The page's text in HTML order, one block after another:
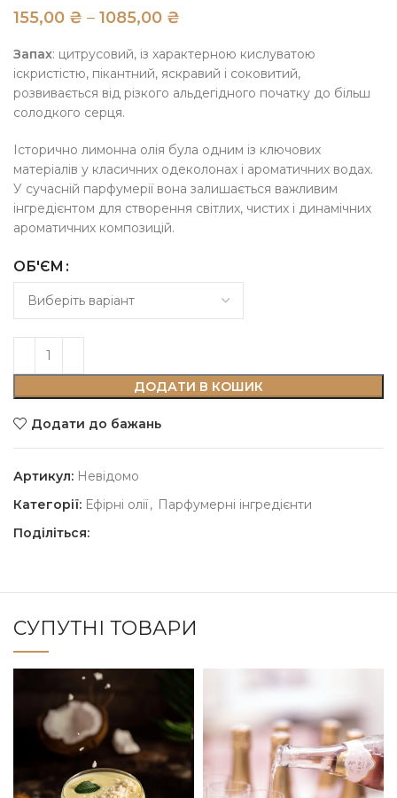
₴ ₴
Запах: цитрусовий, із характерною кислуватою
іскристістю, пікантний, яскравий і соковитий,
розвивається від різкого альдегідного початку до більш
солодкого серця.
Історично лимонна олія була одним із ключових
матеріалів у класичних одеколонах і ароматичних водах.
У сучасній парфумерії вона залишається важливим
інгредієнтом для створення світлих, чистих і динамічних
ароматичних композицій.
ОБ'ЄМ
ДОДАТИ В КОШИК
Додати до бажань
Артикул: Невідомо
Категорії: Ефірні олії, Парфумерні інгредієнти
Поділіться:
СУПУТНІ ТОВАРИ